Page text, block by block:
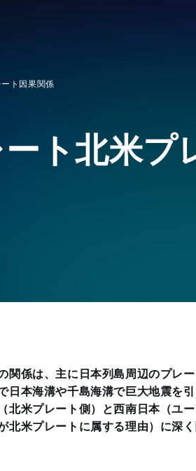
ト因果関係
ト北米プ
関係は、主に日本列島周辺のプレ
日本海溝や千島海溝で巨大地震を
北米プレート側）と西南日本（ユ
北米プレートに属する理由）に深